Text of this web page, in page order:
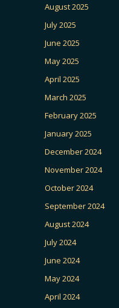
August 2025
July 2025
June 2025
May 2025
April 2025
March 2025
February 2025
January 2025
December 2024
November 2024
October 2024
September 2024
August 2024
July 2024
June 2024
May 2024
April 2024